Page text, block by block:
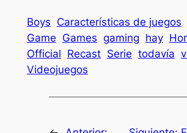
Boys Características de juegos
Game Games gaming hay
Official Recast Serie todavía
Videojuegos